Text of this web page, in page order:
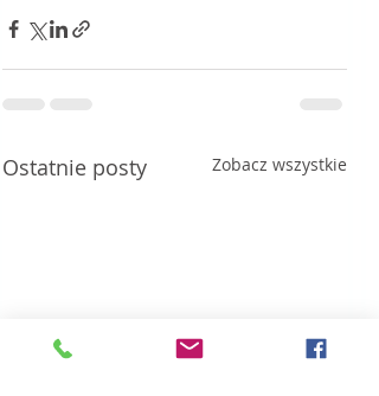
Ostatnie posty Zobacz wszystkie